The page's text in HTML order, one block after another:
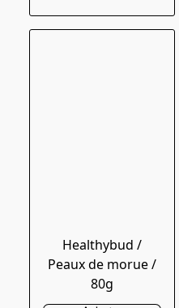
Healthybud /
Peaux de morue /
80g